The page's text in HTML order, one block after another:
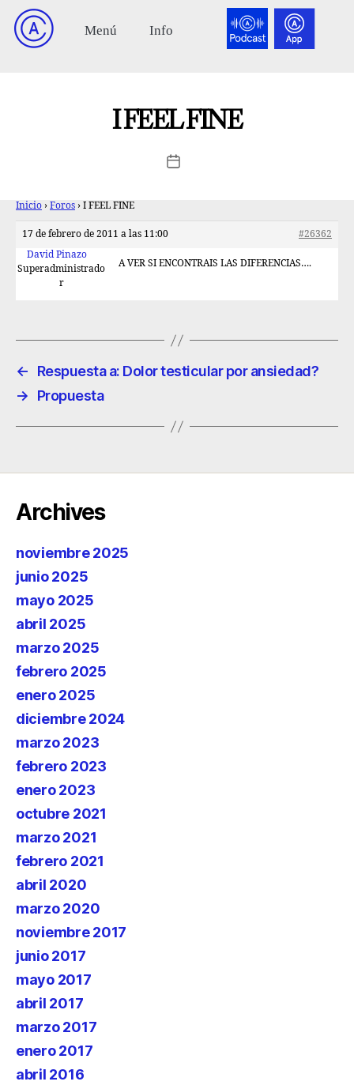
I FEEL FINE
Inicio › Foros › I FEEL FINE
17 de febrero de 2011 a las 11:00
#26362
David Pinazo
Superadministrado
r
A VER SI ENCONTRAIS LAS DIFERENCIAS….
←
Respuesta a: Dolor testicular por ansiedad?
→
Propuesta
Archives
noviembre 2025
junio 2025
mayo 2025
abril 2025
marzo 2025
febrero 2025
enero 2025
diciembre 2024
marzo 2023
febrero 2023
enero 2023
octubre 2021
marzo 2021
febrero 2021
abril 2020
marzo 2020
noviembre 2017
junio 2017
mayo 2017
abril 2017
marzo 2017
enero 2017
abril 2016